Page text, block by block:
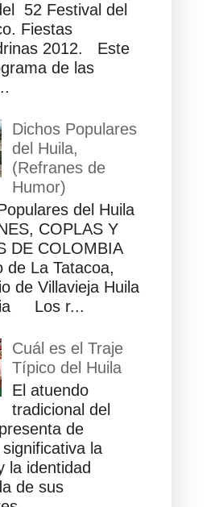
52 Festival del
Fiestas
2012. Este
de las
Dichos Populares
del Huila,
(Refranes de
Humor)
del Huila
COPLAS Y
DE COLOMBIA
de La Tatacoa,
de Villavieja Huila
Los r...
Cuál es el Traje
Típico del Huila
El atuendo
tradicional del
de
la
la identidad
de sus